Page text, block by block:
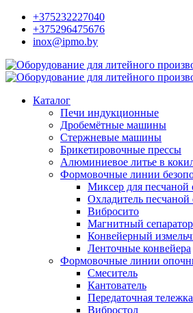
+375232227040
+375296475676
inox@ipmo.by
Каталог
Печи индукционные
Дробемётные машины
Стержневые машины
Брикетировочные прессы
Алюминиевое литье в
Формовочные линии
Миксер для песчаной
Охладитель песчаной
Вибросито
Магнитный сепаратор
Конвейерный
Ленточные конвейера
Формовочные линии
Смеситель
Кантователь
Передаточная тележка
Вибростол